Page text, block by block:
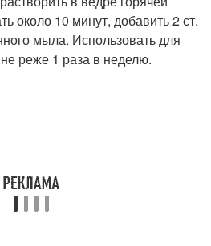
около 10 минут, добавить 2 ст.
мыла. Использовать для
реже 1 раза в неделю.